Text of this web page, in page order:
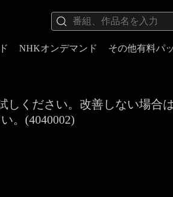
NHKオンデマンド その他有料パ
ください。改善しない場合
。(4040002)